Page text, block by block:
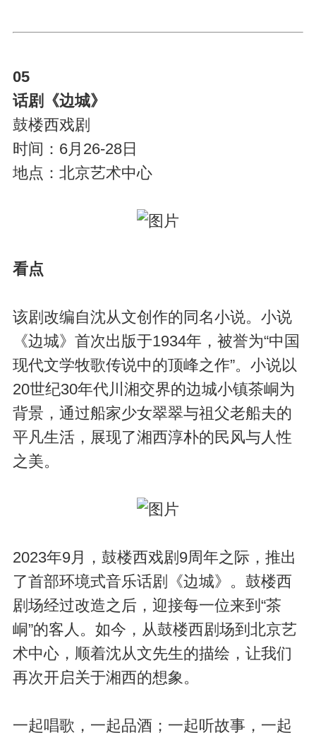
05
话剧《边城》
鼓楼西戏剧
时间：6月26-28日
地点：北京艺术中心
看点
该剧改编自沈从文创作的同名小说。小说
《边城》首次出版于1934年，被誉为“中国
现代文学牧歌传说中的顶峰之作”。小说以
20世纪30年代川湘交界的边城小镇茶峒为
背景，通过船家少女翠翠与祖父老船夫的
平凡生活，展现了湘西淳朴的民风与人性
之美。
2023年9月，鼓楼西戏剧9周年之际，推出
了首部环境式音乐话剧《边城》。鼓楼西
剧场经过改造之后，迎接每一位来到“茶
峒”的客人。如今，从鼓楼西剧场到北京艺
术中心，顺着沈从文先生的描绘，让我们
再次开启关于湘西的想象。
一起唱歌，一起品酒；一起听故事，一起